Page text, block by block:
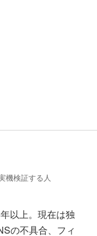
機検証する人
以上。現在は独
の不具合、フィ